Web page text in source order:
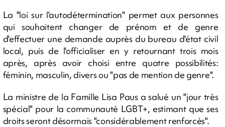
La "loi sur l'autodétermination" permet aux personnes
qui souhaitent changer de prénom et de genre
d'effectuer une demande auprès du bureau d'état civil
local, puis de l'officialiser en y retournant trois mois
après, après avoir choisi entre quatre possibilités:
féminin, masculin, divers ou "pas de mention de genre".
La ministre de la Famille Lisa Paus a salué un "jour très
spécial" pour la communauté LGBT+, estimant que ses
droits seront désormais "considérablement renforcés".